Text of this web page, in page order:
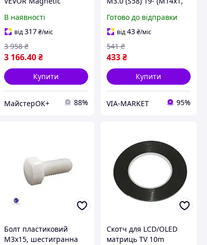
камінний вентилятор
<25dB Печний
вентилятор без
електрики 442m3/h
(260CFM)
В наявності
від317 ₴/міс
3 166.40 ₴
3 958 ₴
Купити
МайстерОК+ 88%
Готово до відправки
від43₴/міс
433₴
541 ₴
Купити
VIA-MARKET 95%
Болт пластиковий
M3x15, шестигранна
Скотч для LCD/OLED
матриць TV 10m